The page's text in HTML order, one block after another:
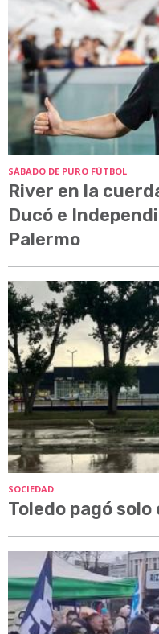
SÁBADO DE PURO FÚTBOL
River en la
Ducó e
Palermo
SOCIEDAD
Toledo pagó solo